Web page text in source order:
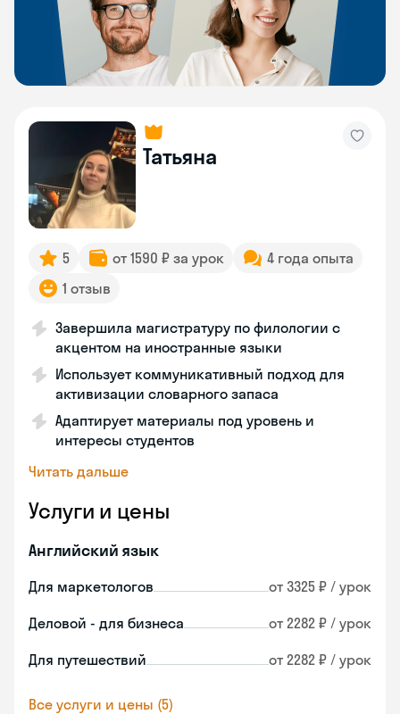
Татьяна
5 от 1590 ₽ за урок
4 года опыта
1 отзыв
Завершила магистратуру по филологии с
акцентом на иностранные языки
Использует коммуникативный подход для
активизации словарного запаса
Адаптирует материалы под уровень и
интересы студентов
Читать дальше
Услуги и цены
Английский язык
Для маркетологов от 3325 ₽ / урок
Деловой - для бизнеса от 2282 ₽ / урок
Для путешествий от 2282 ₽ / урок
Все услуги и цены (5)